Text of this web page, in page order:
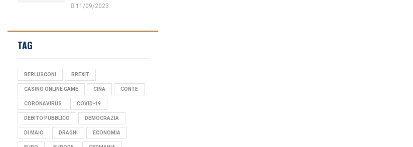
11/09/2023
TAG
BERLUSCONI BREXIT
CASINO ONLINE GAME CINA CONTE
CORONAVIRUS COVID-19
DEBITO PUBBLICO DEMOCRAZIA
DI MAIO DRAGHI ECONOMIA